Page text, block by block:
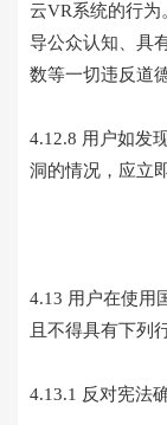
云VR系统的行为
导公众认知、具
数等一切违反道
4.12.8 用户如发
洞的情况，应立
4.13 用户在使用
且不得具有下列
4.13.1 反对宪法